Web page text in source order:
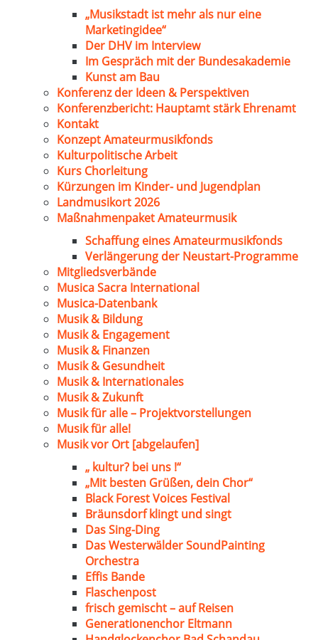
„Musikstadt ist mehr als nur eine
Marketingidee“
Der DHV im Interview
Im Gespräch mit der Bundesakademie
Kunst am Bau
Konferenz der Ideen & Perspektiven
Konferenzbericht: Hauptamt stärk Ehrenamt
Kontakt
Konzept Amateurmusikfonds
Kulturpolitische Arbeit
Kurs Chorleitung
Kürzungen im Kinder- und Jugendplan
Landmusikort 2026
Maßnahmenpaket Amateurmusik
Schaffung eines Amateurmusikfonds
Verlängerung der Neustart-Programme
Mitgliedsverbände
Musica Sacra International
Musica-Datenbank
Musik & Bildung
Musik & Engagement
Musik & Finanzen
Musik & Gesundheit
Musik & Internationales
Musik & Zukunft
Musik für alle – Projektvorstellungen
Musik für alle!
Musik vor Ort [abgelaufen]
„ kultur? bei uns !“
„Mit besten Grüßen, dein Chor“
Black Forest Voices Festival
Bräunsdorf klingt und singt
Das Sing-Ding
Das Westerwälder SoundPainting
Orchestra
Effis Bande
Flaschenpost
frisch gemischt – auf Reisen
Generationenchor Eltmann